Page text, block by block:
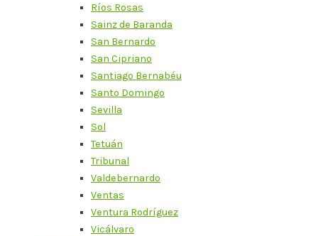
Ríos Rosas
Sainz de Baranda
San Bernardo
San Cipriano
Santiago Bernabéu
Santo Domingo
Sevilla
Sol
Tetuán
Tribunal
Valdebernardo
Ventas
Ventura Rodríguez
Vicálvaro